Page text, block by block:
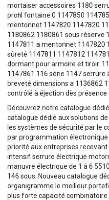
mortaiser accessoires 1180
proﬁl fontaine 0 1147850
mentonnet 1147820 1147820
1180862 1180861 sous réserve
1147811 a mentonnet 1147820
sûreté 1147811 1147812
dormant pour armoire et tiroir.
1147861 116 série 1147
breveté dimensions a 1136862
contrôlé à éjection dès
Découvrez notre catalogue
catalogue dédié aux solutions
les systèmes de sécurité par le
par programmation électronique
priorité aux entreprises recevant
intensif serrure électrique
manuvre électrique de 1 à 6
146 sous. Nouveau catalogue
organigramme le meilleur
plus forte capacité